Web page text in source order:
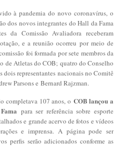
à pandemia do novo coronavírus, o
dos novos integrantes do Hall da Fama
da Comissão Avaliadora receberam
e a reunião ocorreu por meio de
foi formada por sete membros da
de Atletas do COB; quatro do Conselho
representantes nacionais no Comitê
Parsons e Bernard Rajzman.
completava 107 anos, o COB lançou a
para ser referência sobre esporte
e grande acervo de fotos e vídeos
e imprensa. A página pode ser
perfis serão adicionados conforme as